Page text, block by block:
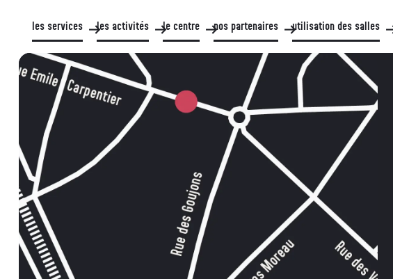
les services les activités le centre nos partenaires utilisation des salles